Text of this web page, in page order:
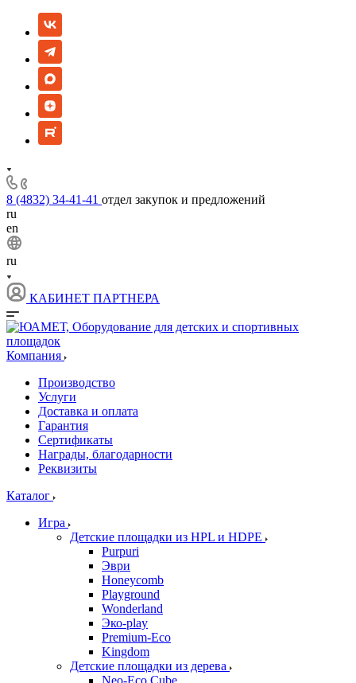
8 (4832) 34-41-41 отдел закупок и предложений
ru
en
ru
КАБИНЕТ ПАРТНЕРА
Компания
Производство
Услуги
Доставка и оплата
Гарантия
Сертификаты
Награды, благодарности
Реквизиты
Каталог
Игра
Детские площадки из HPL и HDPE
Purpuri
Эври
Honeycomb
Playground
Wonderland
Эко-play
Premium-Eco
Kingdom
Детские площадки из дерева
Neo-Eco Cube